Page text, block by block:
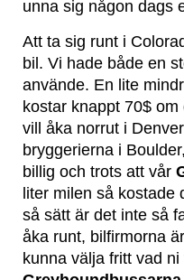
unna sig någon dags
Att ta sig runt i
bil. Vi hade både en
använde. En lite
kostar knappt 70$
vill åka norrut i
bryggerierna i
billig och trots att vår
liter milen så
så sätt är det inte så
åka runt, bilfirmorna
kunna välja fritt vad